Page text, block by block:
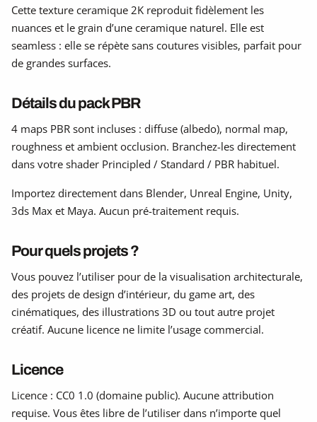
Cette texture ceramique 2K reproduit fidèlement les
nuances et le grain d’une ceramique naturel. Elle est
seamless : elle se répète sans coutures visibles, parfait pour
de grandes surfaces.
Détails du pack PBR
4 maps PBR sont incluses : diffuse (albedo), normal map,
roughness et ambient occlusion. Branchez-les directement
dans votre shader Principled / Standard / PBR habituel.
Importez directement dans Blender, Unreal Engine, Unity,
3ds Max et Maya. Aucun pré-traitement requis.
Pour quels projets ?
Vous pouvez l’utiliser pour de la visualisation architecturale,
des projets de design d’intérieur, du game art, des
cinématiques, des illustrations 3D ou tout autre projet
créatif. Aucune licence ne limite l’usage commercial.
Licence
Licence : CC0 1.0 (domaine public). Aucune attribution
requise. Vous êtes libre de l’utiliser dans n’importe quel